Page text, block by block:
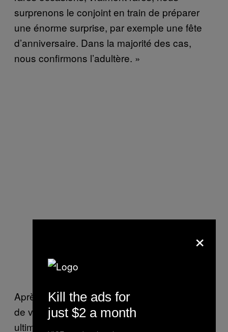
surprenons le conjoint en train de préparer
une énorme surprise, par exemple une fête
d’anniversaire. Dans la majorité des cas,
nous confirmons l’adultère. »
Après avoir reçu la confirmation de l’infidélité
de votre partenaire, reste encore l’épreuve
ultime : la confrontation. « Lors de la
×
Kill the ads for
just $2 a month